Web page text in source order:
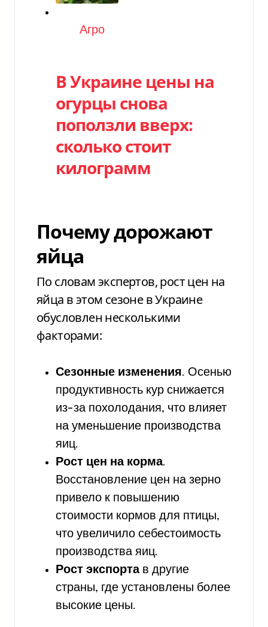
Категория
Агро
В Украине цены на
огурцы снова
поползли вверх:
сколько стоит
килограмм
Почему дорожают
яйца
По словам экспертов, рост цен на
яйца в этом сезоне в Украине
обусловлен несколькими
факторами:
Сезонные изменения. Осенью
продуктивность кур снижается
из-за похолодания, что влияет
на уменьшение производства
яиц.
Рост цен на корма.
Восстановление цен на зерно
привело к повышению
стоимости кормов для птицы,
что увеличило себестоимость
производства яиц.
Рост экспортав другие
страны, где установлены более
высокие цены.